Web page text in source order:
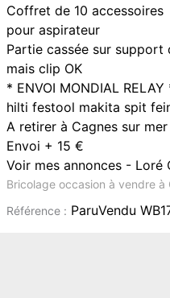
Coffret de 10 accessoires
pour aspirateur
Partie cassée sur support
mais clip OK
* ENVOI MONDIAL RELAY
hilti festool makita spit
A retirer à Cagnes sur
Envoi + 15 €
Voir mes annonces - Loré
Bricolage occasion à vendre
Référence : ParuVendu